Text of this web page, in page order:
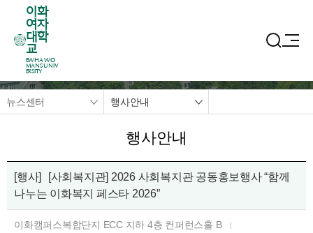
이화
여자
대학
교
EWHA WO
MANS UNIV
ERSITY
뉴스센터 행사안내
행사안내
[행사]
[사회복지관] 2026 사회복지관 공동홍보행사 “함께
나누는 이화복지 페스타 2026”
이화캠퍼스복합단지 ECC 지하 4층 컨퍼런스홀 B